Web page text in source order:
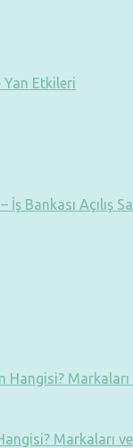
Yan Etkileri
İş Bankası Açılış
Markaları ve